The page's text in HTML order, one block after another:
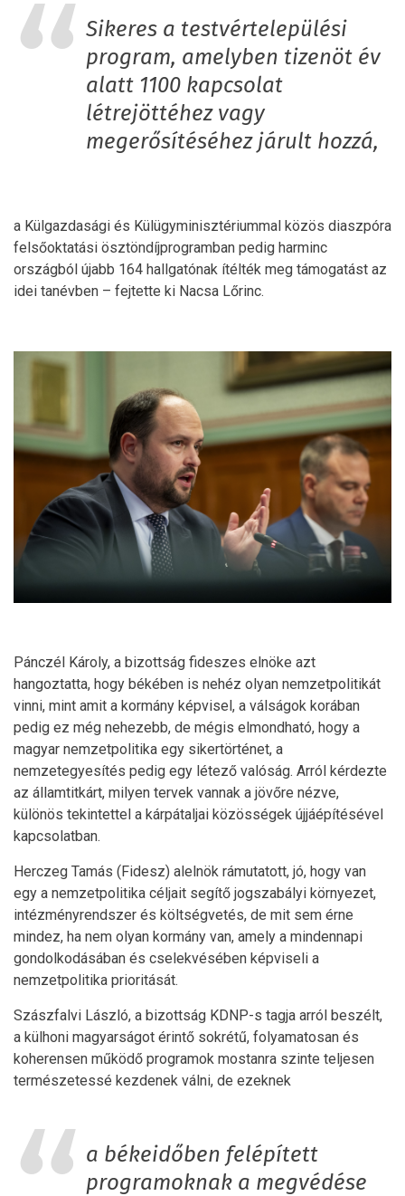
Sikeres a testvértelepülési
program, amelyben tizenöt év
alatt 1100 kapcsolat
létrejöttéhez vagy
megerősítéséhez járult hozzá,
a Külgazdasági és Külügyminisztériummal közös diaszpóra
felsőoktatási ösztöndíjprogramban pedig harminc
országból újabb 164 hallgatónak ítélték meg támogatást az
idei tanévben – fejtette ki Nacsa Lőrinc.
Pánczél Károly, a bizottság fideszes elnöke azt
hangoztatta, hogy békében is nehéz olyan nemzetpolitikát
vinni, mint amit a kormány képvisel, a válságok korában
pedig ez még nehezebb, de mégis elmondható, hogy a
magyar nemzetpolitika egy sikertörténet, a
nemzetegyesítés pedig egy létező valóság. Arról kérdezte
az államtitkárt, milyen tervek vannak a jövőre nézve,
különös tekintettel a kárpátaljai közösségek újjáépítésével
kapcsolatban.
Herczeg Tamás (Fidesz) alelnök rámutatott, jó, hogy van
egy a nemzetpolitika céljait segítő jogszabályi környezet,
intézményrendszer és költségvetés, de mit sem érne
mindez, ha nem olyan kormány van, amely a mindennapi
gondolkodásában és cselekvésében képviseli a
nemzetpolitika prioritását.
Szászfalvi László, a bizottság KDNP-s tagja arról beszélt,
a külhoni magyarságot érintő sokrétű, folyamatosan és
koherensen működő programok mostanra szinte teljesen
természetessé kezdenek válni, de ezeknek
a békeidőben felépített
programoknak a megvédése